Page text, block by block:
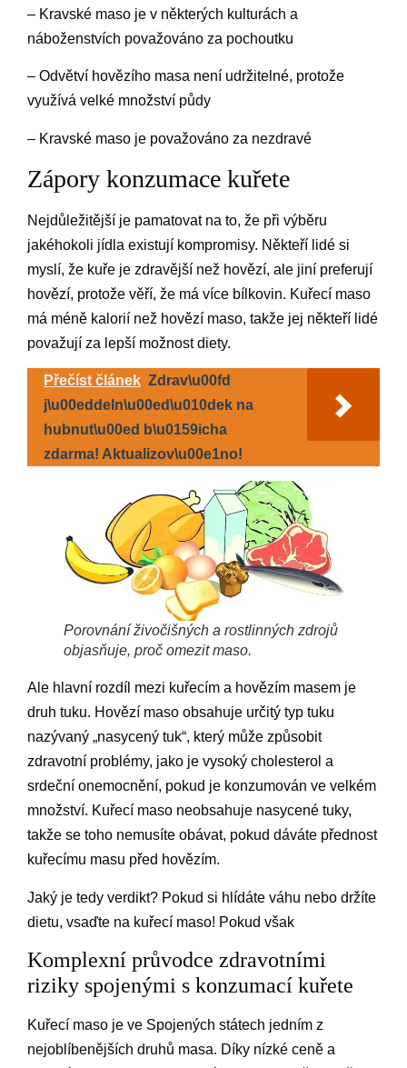
– Kravské maso je v některých kulturách a
náboženstvích považováno za pochoutku
– Odvětví hovězího masa není udržitelné, protože
využívá velké množství půdy
– Kravské maso je považováno za nezdravé
Zápory konzumace kuřete
Nejdůležitější je pamatovat na to, že při výběru
jakéhokoli jídla existují kompromisy. Někteří lidé si
myslí, že kuře je zdravější než hovězí, ale jiní preferují
hovězí, protože věří, že má více bílkovin. Kuřecí maso
má méně kalorií než hovězí maso, takže jej někteří lidé
považují za lepší možnost diety.
Přečíst článek Zdrav\u00fd
j\u00eddeln\u00ed\u010dek na
hubnut\u00ed b\u0159icha
zdarma! Aktualizov\u00e1no!
Porovnání živočišných a rostlinných zdrojů
objasňuje, proč omezit maso.
Ale hlavní rozdíl mezi kuřecím a hovězím masem je
druh tuku. Hovězí maso obsahuje určitý typ tuku
nazývaný „nasycený tuk“, který může způsobit
zdravotní problémy, jako je vysoký cholesterol a
srdeční onemocnění, pokud je konzumován ve velkém
množství. Kuřecí maso neobsahuje nasycené tuky,
takže se toho nemusíte obávat, pokud dáváte přednost
kuřecímu masu před hovězím.
Jaký je tedy verdikt? Pokud si hlídáte váhu nebo držíte
dietu, vsaďte na kuřecí maso! Pokud však
Komplexní průvodce zdravotními
riziky spojenými s konzumací kuřete
Kuřecí maso je ve Spojených státech jedním z
nejoblíbenějších druhů masa. Díky nízké ceně a